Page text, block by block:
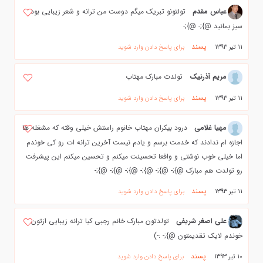
عباس مقدم
تولتونو تبریک میگم دوست من ترانه و شعر زیبایی بود
سبز بمانید @};- @};-
11 تیر 1393 پسند برای پاسخ دادن وارد شوید
مریم آذرنیک تولدت مبارک مهتاب
11 تیر 1393 پسند برای پاسخ دادن وارد شوید
مهیا غلامی
درود بیکران مهتاب خانوم راستش خیلی وقته که مشغله ها
اجازه ام ندادند که خدمت برسم و یادم نیست آخرین ترانه ات رو کی خوندم
اما خیلی خوب نوشتی و واقعا تحسینت میکنم و تحسین میکنم این پیشرفت
رو تولدت هم مبارک @};- @};- @};- @};- @};- @};-
11 تیر 1393 پسند برای پاسخ دادن وارد شوید
علی اصغر شریفی
تولدتون مبارک خانم رجبی کیا ترانه زیبایی ازتون
خوندم لایک تقدیمتون @};- :-)
10 تیر 1393 پسند برای پاسخ دادن وارد شوید